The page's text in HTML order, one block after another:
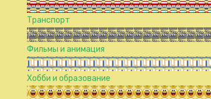
Транспорт
Фильмы и анимация
Хобби и образование